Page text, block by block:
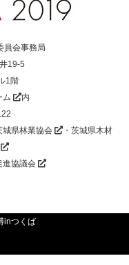
員会事務局
19-5
1階
ム
内
城県林業協会 ・ 茨城県木材
進協議会
inつくば